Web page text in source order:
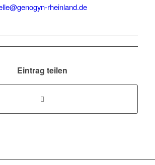
rheinland.de
Eintrag teilen